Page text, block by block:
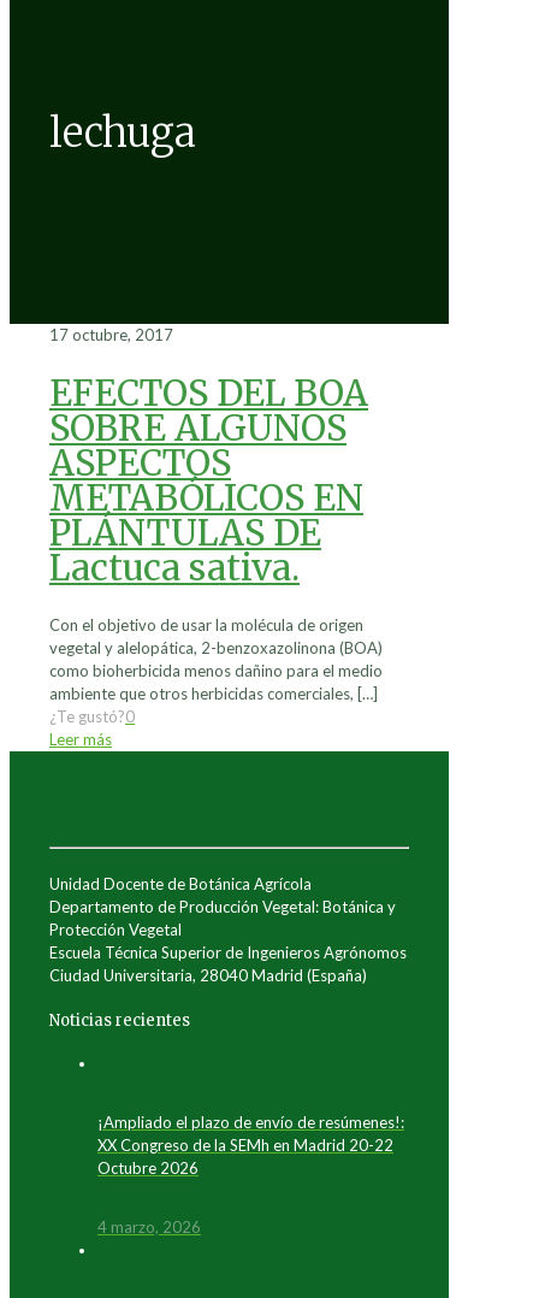
lechuga
17 octubre, 2017
EFECTOS DEL BOA
SOBRE ALGUNOS
ASPECTOS
METABÓLICOS EN
PLÁNTULAS DE
Lactuca sativa.
Con el objetivo de usar la molécula de origen
vegetal y alelopática, 2-benzoxazolinona (BOA)
como bioherbicida menos dañino para el medio
ambiente que otros herbicidas comerciales, […]
¿Te gustó?0
Leer más
Unidad Docente de Botánica Agrícola
Departamento de Producción Vegetal: Botánica y
Protección Vegetal
Escuela Técnica Superior de Ingenieros Agrónomos
Ciudad Universitaria, 28040 Madrid (España)
Noticias recientes
¡Ampliado el plazo de envío de resúmenes!:
XX Congreso de la SEMh en Madrid 20-22
Octubre 2026
4 marzo, 2026